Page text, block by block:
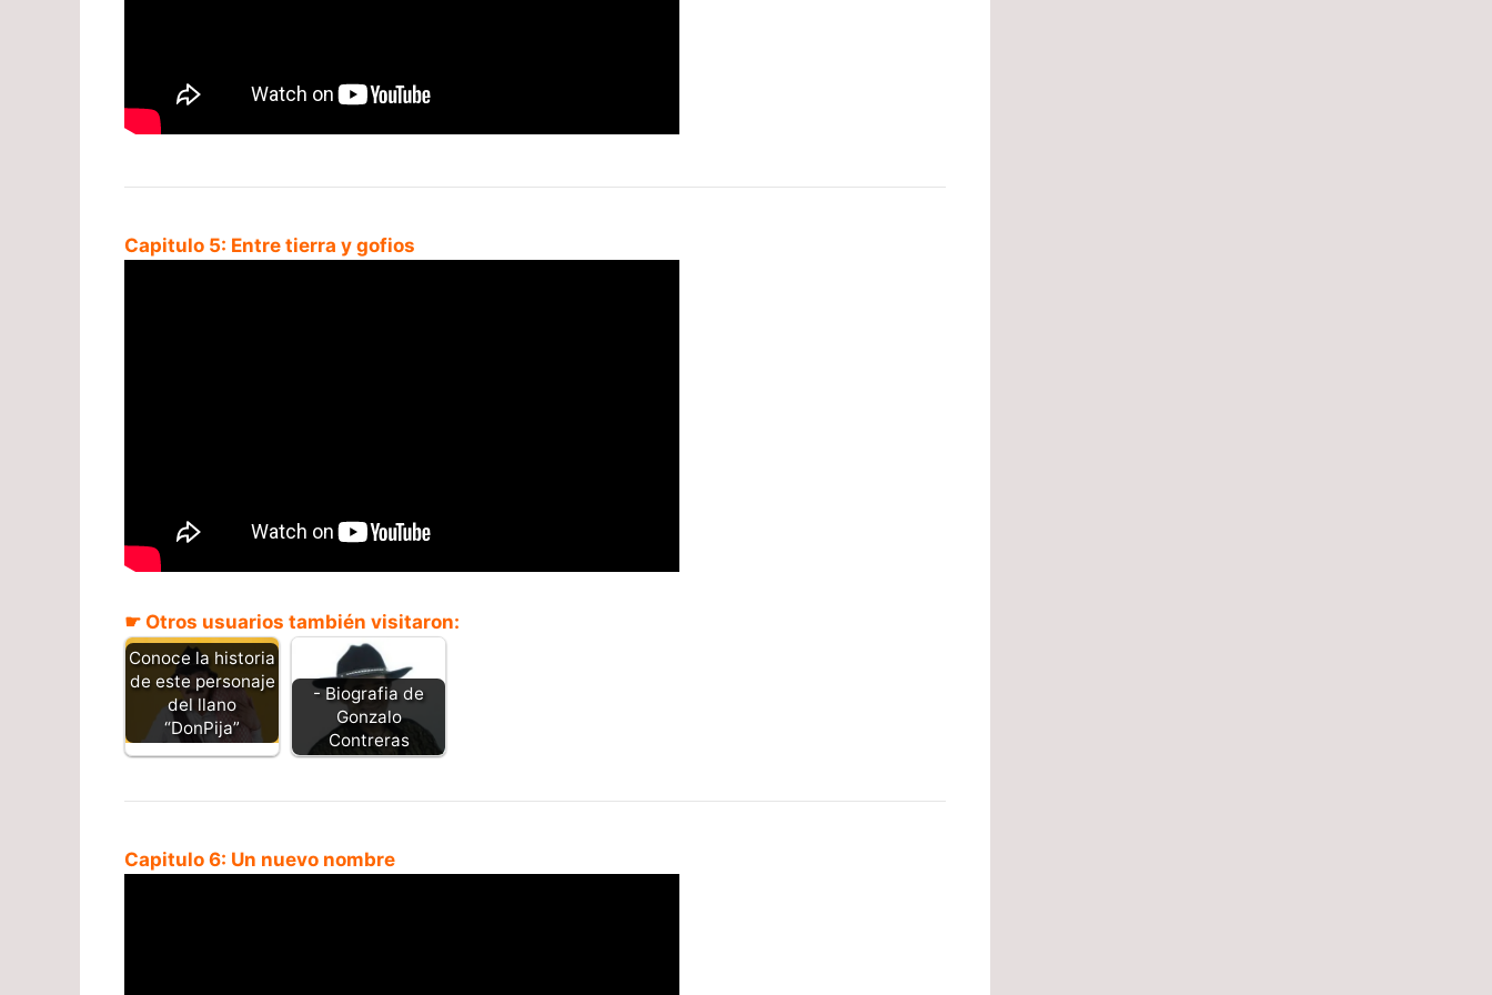
Capitulo 5: Entre tierra y gofios
☛ Otros usuarios también visitaron:
Conoce la historia
de este personaje
del llano
“DonPija”
- Biografia de
Gonzalo
Contreras
Capitulo 6: Un nuevo nombre